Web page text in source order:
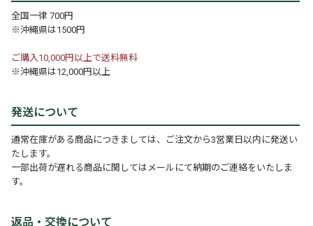
全国一律 700円
※沖縄県は1500円
ご購入10,000円以上で送料無料
※沖縄県は12,000円以上
発送について
通常在庫がある商品につきましては、ご注文から3営業日以内に発送い
たします。
一部出荷が遅れる商品に関してはメールにて納期のご連絡をいたしま
す。
返品・交換について